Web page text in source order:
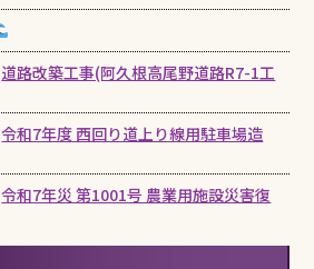
道路改築工事(阿久根高尾野道路R7-1工
令和7年度 西回り道上り線用駐車場造
令和7年災 第1001号 農業用施設災害復